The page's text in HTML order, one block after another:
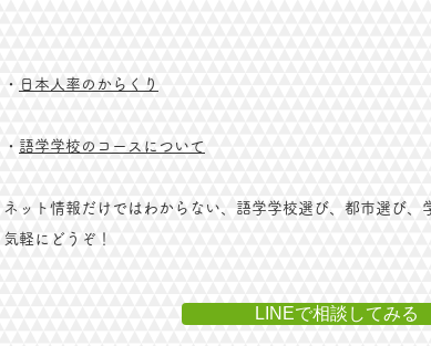
・ 日本人率のからくり
​・ 語学学校のコースについて
ネット情報だけではわからない、語学学校選び、都市選び、
気軽にどうぞ！
LINEで相談してみる